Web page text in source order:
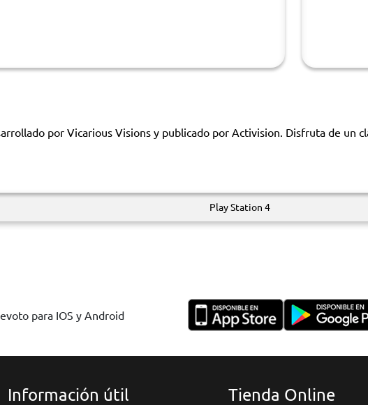
por Vicarious Visions y publicado por Activision. Disfruta de un
Play Station 4
para IOS y Android
Información útil Tienda Online